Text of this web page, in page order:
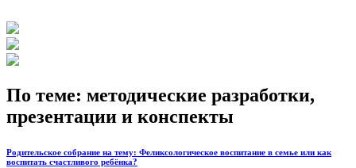
По теме: методические разработки,
презентации и конспекты
Родительское собрание на тему: Феликсологическое воспитание в семье или как
воспитать счастливого ребёнка?